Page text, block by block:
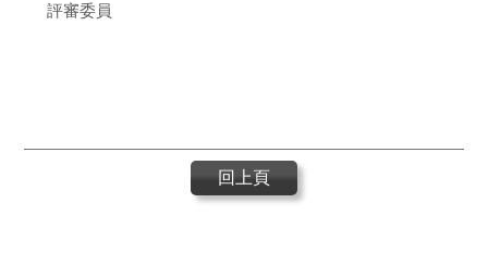
評審委員
回上頁